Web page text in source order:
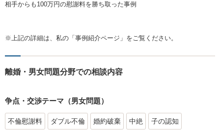
相手からも100万円の慰謝料を勝ち取った事例
※上記の詳細は、私の「事例紹介ページ」をご覧ください。
離婚・男女問題分野での相談内容
争点・交渉テーマ（男女問題）
不倫慰謝料 ダブル不倫 婚約破棄 中絶 子の認知